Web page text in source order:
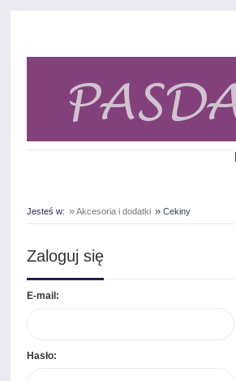
Jesteś w: »Akcesoria i dodatki » Cekiny
Zaloguj się
E-mail:
Hasło: